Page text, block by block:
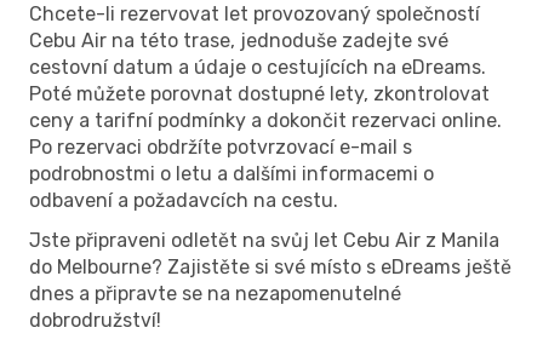
Chcete-li rezervovat let provozovaný společností
Cebu Air na této trase, jednoduše zadejte své
cestovní datum a údaje o cestujících na eDreams.
Poté můžete porovnat dostupné lety, zkontrolovat
ceny a tarifní podmínky a dokončit rezervaci online.
Po rezervaci obdržíte potvrzovací e-mail s
podrobnostmi o letu a dalšími informacemi o
odbavení a požadavcích na cestu.
Jste připraveni odletět na svůj let Cebu Air z Manila
do Melbourne? Zajistěte si své místo s eDreams ještě
dnes a připravte se na nezapomenutelné
dobrodružství!